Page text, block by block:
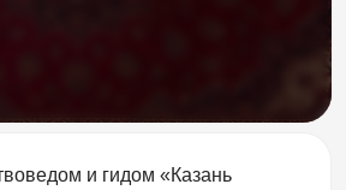
и гидом «Казань